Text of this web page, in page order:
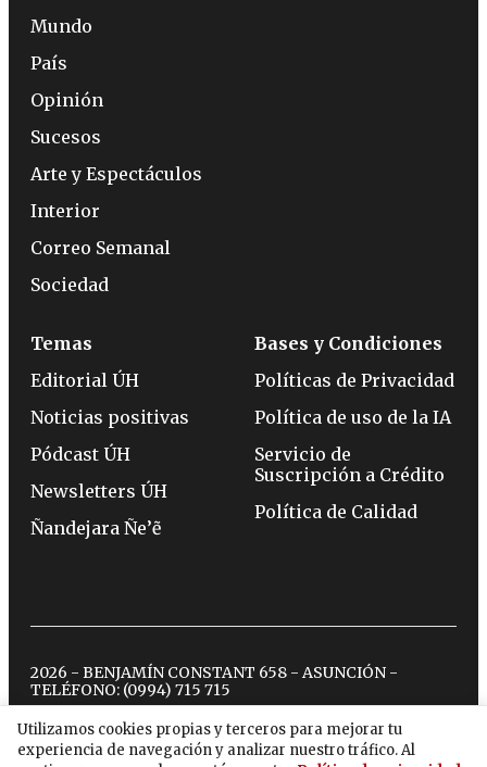
Utilizamos cookies propias y terceros para mejorar tu
experiencia de navegación y analizar nuestro tráfico. Al
Mundo
País
Opinión
Sucesos
Arte y Espectáculos
Interior
Correo Semanal
Sociedad
Temas
Editorial ÚH
Noticias positivas
Pódcast ÚH
Newsletters ÚH
Ñandejara Ñe’ẽ
Bases y Condiciones
Políticas de Privacidad
Política de uso de la IA
Servicio de
Suscripción a Crédito
Política de Calidad
2026 - BENJAMÍN CONSTANT 658 - ASUNCIÓN -
TELÉFONO: (0994) 715 715
twitterinstagram
facebook
tiktokyoutubespotify